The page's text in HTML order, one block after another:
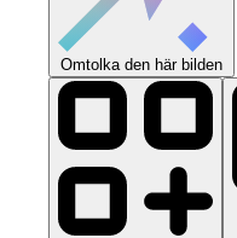
Omtolka den här bilden